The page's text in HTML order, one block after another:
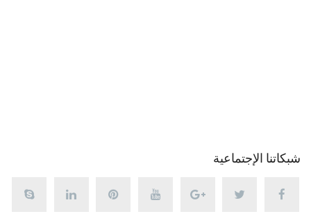
شبكاتنا الإجتماعية